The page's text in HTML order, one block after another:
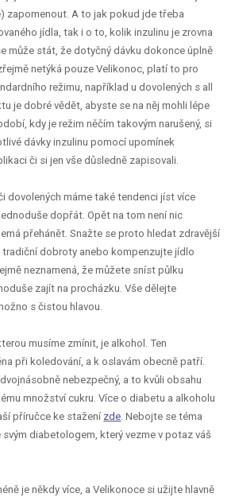
zapomenout. A to jak pokud jde třeba
jídla, tak i o to, kolik inzulinu je zrovna
může stát, že dotyčný dávku dokonce úplně
netýká pouze Velikonoc, platí to pro
režimu, například u dovolených s all
je dobré vědět, abyste se na něj mohli lépe
kdy je režim něčím takovým narušený, si
dávky inzulinu pomocí upomínek
či si jen vše důsledně zapisovali.
dovolených máme také tendenci jíst více
dopřát. Opět na tom není nic
přehánět. Snažte se proto hledat zdravější
tradiční dobroty anebo kompenzujte jídlo
neznamená, že můžete sníst půlku
zajít na procházku. Vše dělejte
s čistou hlavou.
musíme zmínit, je alkohol. Ten
při koledování, a k oslavám obecně patří.
nebezpečný, a to kvůli obsahu
množství cukru. Více o diabetu a alkoholu
příručce ke stažení zde. Nebojte se téma
diabetologem, který vezme v potaz váš
je někdy více, a Velikonoce si užijte hlavně